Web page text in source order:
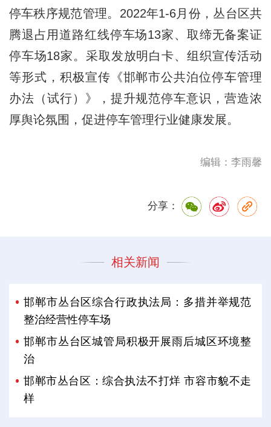
停车秩序规范管理。2022年1-6月份，丛台区共
腾退占用道路红线停车场13家、取缔无备案证
停车场18家。采取发放明白卡、组织宣传活动
等形式，积极宣传《邯郸市公共泊位停车管理
办法（试行）》，提升规范停车意识，营造浓
厚舆论氛围，促进停车管理行业健康发展。
编辑：李雨馨
分享：
相关新闻
邯郸市丛台区综合行政执法局：多措并举规范
整治经营性停车场
邯郸市丛台区城管局积极开展雨后城区环境整
治
邯郸市丛台区：综合执法不打烊 市容市貌不走
样